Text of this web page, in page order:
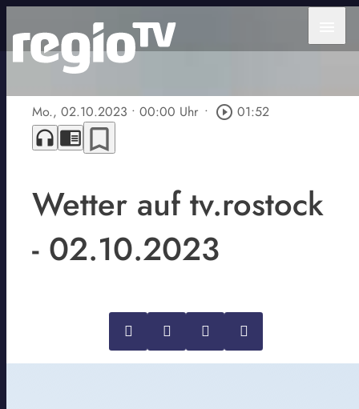
Mo., 02.10.2023 • 00:00 Uhr • play_circle_outline 01:52
headphones chrome_reader_mode bookmark_border
Wetter auf tv.rostock
- 02.10.2023